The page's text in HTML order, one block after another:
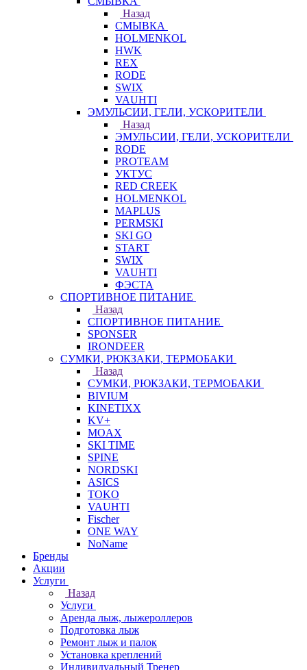
Назад
СМЫВКА
HOLMENKOL
HWK
REX
RODE
SWIX
VAUHTI
ЭМУЛЬСИИ, ГЕЛИ, УСКОРИТЕЛИ
Назад
ЭМУЛЬСИИ, ГЕЛИ, УСКОРИТЕЛИ
RODE
PROTEAM
УКТУС
RED CREEK
HOLMENKOL
MAPLUS
PERMSKI
SKI GO
START
SWIX
VAUHTI
ФЭСТА
СПОРТИВНОЕ ПИТАНИЕ
Назад
СПОРТИВНОЕ ПИТАНИЕ
SPONSER
IRONDEER
СУМКИ, РЮКЗАКИ, ТЕРМОБАКИ
Назад
СУМКИ, РЮКЗАКИ, ТЕРМОБАКИ
BIVIUM
KINETIXX
KV+
MOAX
SKI TIME
SPINE
NORDSKI
ASICS
TOKO
VAUHTI
Fischer
ONE WAY
NoName
Бренды
Акции
Услуги
Назад
Услуги
Аренда лыж, лыжероллеров
Подготовка лыж
Ремонт лыж и палок
Установка креплений
Индивидуальный Тренер